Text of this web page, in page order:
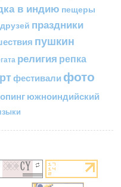
в индию пещеры
праздники
пушкин
религия репка
фестивали фото
южноиндийский